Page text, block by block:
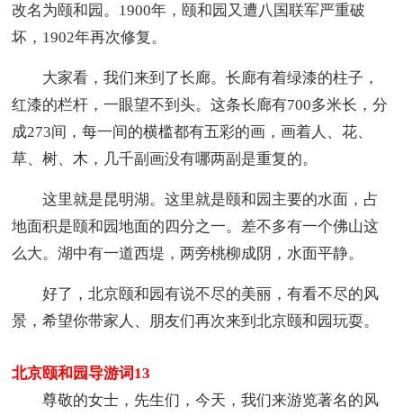
改名为颐和园。1900年，颐和园又遭八国联军严重破
坏，1902年再次修复。
大家看，我们来到了长廊。长廊有着绿漆的柱子，
红漆的栏杆，一眼望不到头。这条长廊有700多米长，分
成273间，每一间的横槛都有五彩的画，画着人、花、
草、树、木，几千副画没有哪两副是重复的。
这里就是昆明湖。这里就是颐和园主要的水面，占
地面积是颐和园地面的四分之一。差不多有一个佛山这
么大。湖中有一道西堤，两旁桃柳成阴，水面平静。
好了，北京颐和园有说不尽的美丽，有看不尽的风
景，希望你带家人、朋友们再次来到北京颐和园玩耍。
北京颐和园导游词13
尊敬的女士，先生们，今天，我们来游览著名的风